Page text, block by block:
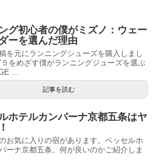
グ初心者の僕がミズノ：ウェー
ーを選んだ理由
を元にランニングシューズを購入しまし
をめざす僕がランニングジューズを選ぶ
...
記事を読む
ホテルカンパーナ京都五条はヤ
お気に入りの宿があります。ベッセルホ
ーナ京都五条。何が良いのかご紹介しま